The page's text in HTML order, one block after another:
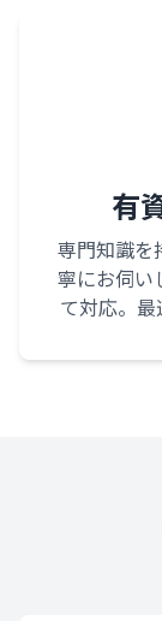
有
専門知識を
寧にお伺い
て対応。最